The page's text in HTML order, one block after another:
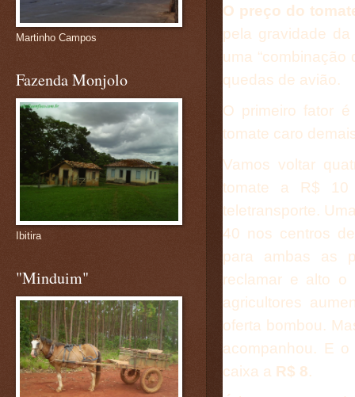
O preço do
pela gravidade
uma “combinação
quedas de avião.
O primeiro fator
tomate caro
Vamos voltar
tomate a R$ 10
teletransporte.
40 nos centros
para ambas as
reclamar e alto o
agricultores
oferta bombou.
acompanhou. E
caixa a R$ 8.
Martinho Campos
Fazenda Monjolo
Ibitira
"Minduim"